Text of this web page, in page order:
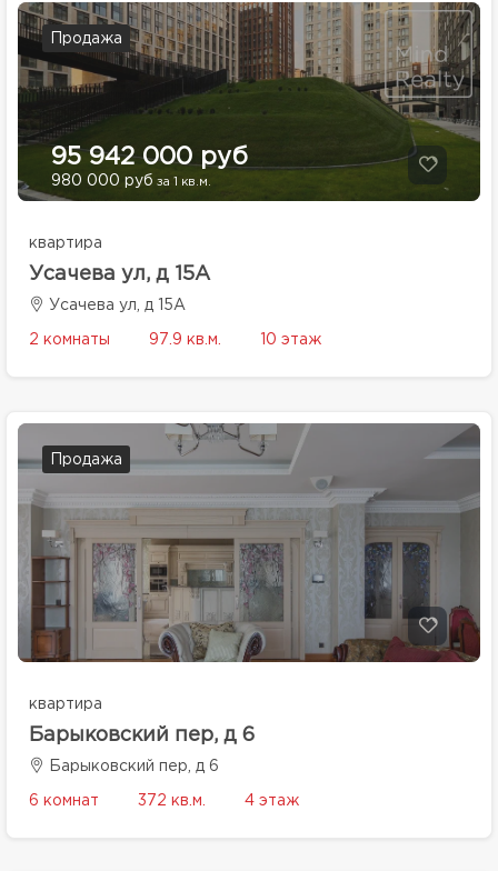
Продажа
95 942 000 руб
980 000 руб за 1 кв.м.
квартира
Усачева ул, д 15А
Усачева ул, д 15А
2 комнаты 97.9 кв.м. 10 этаж
Продажа
квартира
Барыковский пер, д 6
Барыковский пер, д 6
6 комнат 372 кв.м. 4 этаж